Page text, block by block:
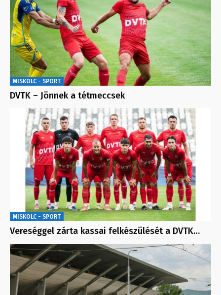
MISKOLC - SPORT
DVTK – Jönnek a tétmeccsek
MISKOLC - SPORT
Vereséggel zárta kassai felkészülését a DVTK…